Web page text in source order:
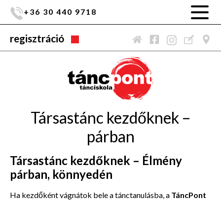
+36 30 440 9718
regisztráció
Társastánc kezdőknek –
párban
Társastánc kezdőknek – Élmény
párban, könnyedén
Ha kezdőként vágnátok bele a tánctanulásba, a TáncPont